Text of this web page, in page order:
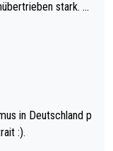
stark. U
in Deutschland p
:).